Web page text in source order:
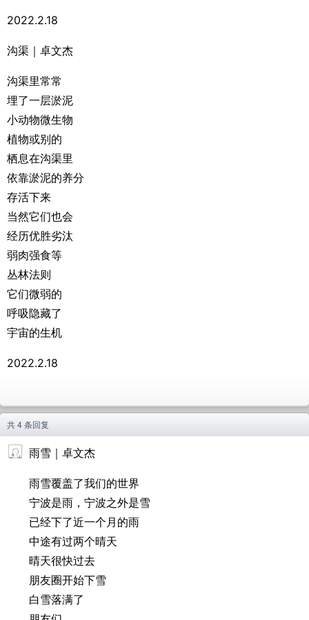
2022.2.18
沟渠｜卓文杰
沟渠里常常
埋了一层淤泥
小动物微生物
植物或别的
栖息在沟渠里
依靠淤泥的养分
存活下来
当然它们也会
经历优胜劣汰
弱肉强食等
丛林法则
它们微弱的
呼吸隐藏了
宇宙的生机
2022.2.18
共 4 条回复
雨雪｜卓文杰
雨雪覆盖了我们的世界
宁波是雨，宁波之外是雪
已经下了近一个月的雨
中途有过两个晴天
晴天很快过去
朋友圈开始下雪
白雪落满了